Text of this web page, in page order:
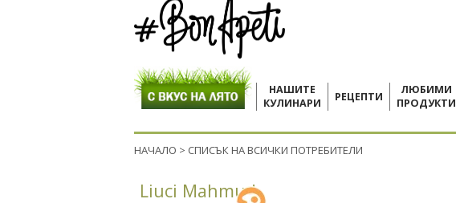
НАШИТЕ
КУЛИНАРИ
РЕЦЕПТИ
ЛЮБИМИ
ПРОДУКТИ
НАЧАЛО > СПИСЪК НА ВСИЧКИ ПОТРЕБИТЕЛИ
Liuci Mahmud